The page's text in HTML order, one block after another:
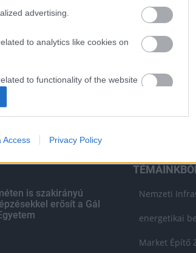
advertising.
to analytics like cookies on
to functionality of the website
to personalization.
to security, including
Access Privacy Policy
is szakirányú
erősít a Gál
Nemzeti
energetikai
Market Építő